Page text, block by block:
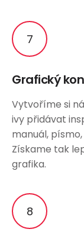
Grafický
Vytvoříme si
ivy přidávat
manuál,
Získame tak
grafika.